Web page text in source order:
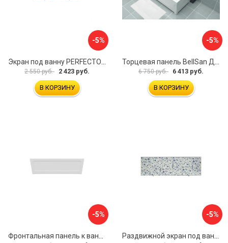
-5%
Экран под ванну PERFECTO LINEA 36-000157
2 550 руб. 2 423 руб.
В КОРЗИНУ
-5%
Торцевая панель BellSan Даниелла 4627171531049
6 750 руб. 6 413 руб.
В КОРЗИНУ
-5% -5%